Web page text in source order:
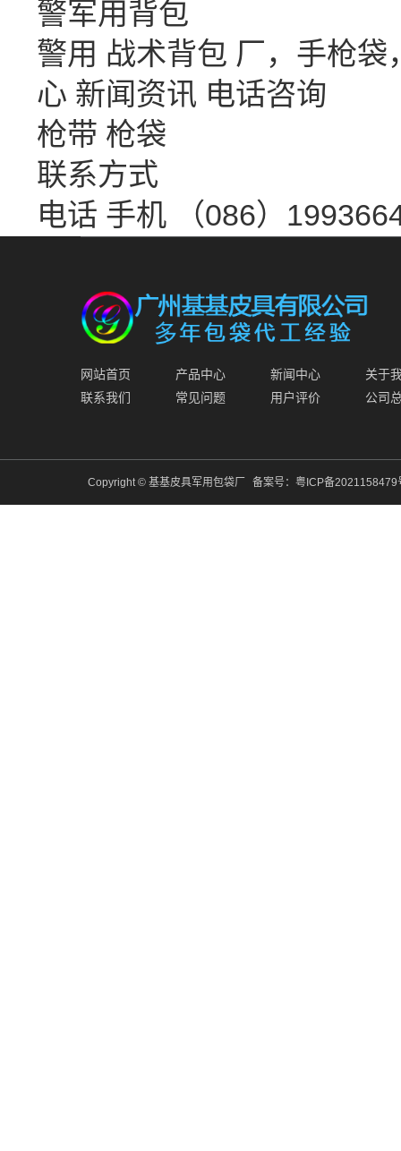
警军用背包
警用 战术背包 厂，手枪
心 新闻资讯 电话咨询
枪带 枪袋
联系方式
电话 手机 （086）
网站首页 产品中心 新闻中心
关于
联系我们
常见问题 用户评价 公司
Copyright © 基基皮具军用包袋厂 备案号： 粤ICP备2021158479